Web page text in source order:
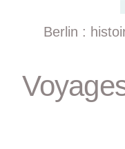
Berlin :